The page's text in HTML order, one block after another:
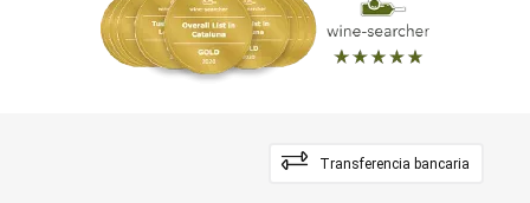
Transferencia bancaria